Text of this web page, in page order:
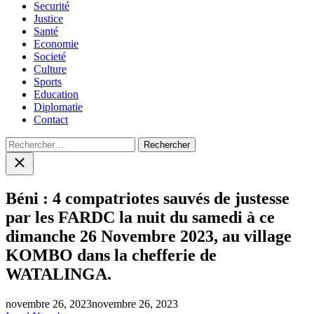
Securité
Justice
Santé
Economie
Societé
Culture
Sports
Education
Diplomatie
Contact
Rechercher :
Close
search
Béni : 4 compatriotes sauvés de justesse
par les FARDC la nuit du samedi à ce
dimanche 26 Novembre 2023, au village
KOMBO dans la chefferie de
WATALINGA.
novembre 26, 2023novembre 26, 2023